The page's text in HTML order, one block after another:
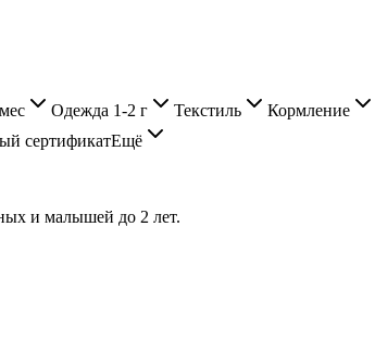
Одежда 1-2 г Текстиль Кормление
сертификатЕщё
и малышей до 2 лет.